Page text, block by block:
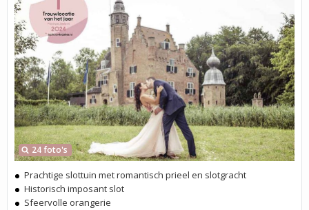
24 foto's
Prachtige slottuin met romantisch prieel en slotgracht
Historisch imposant slot
Sfeervolle orangerie